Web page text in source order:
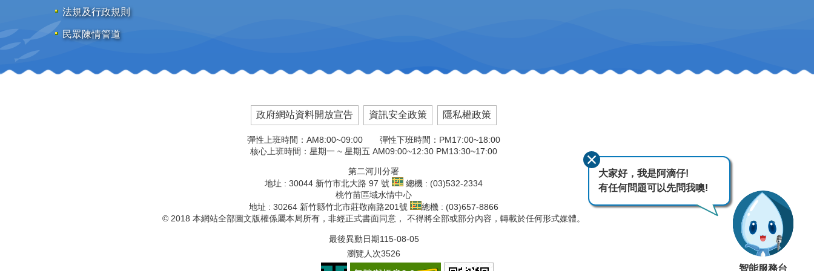
法規及行政規則
民眾陳情管道
政府網站資料開放宣告 資訊安全政策 隱私權政策
彈性上班時間：AM8:00~09:00 彈性下班時間：PM17:00~18:00
核心上班時間：星期一 ~ 星期五 AM09:00~12:30 PM13:30~17:00
第二河川分署
地址 : 30044 新竹市北大路 97 號
總機 : (03)532-2334
桃竹苗區域水情中心
地址 : 30264 新竹縣竹北市莊敬南路201號
總機 : (03)657-8866
© 2018 本網站全部圖文版權係屬本局所有，非經正式書面同意， 不得將全部或部分內容，轉載於任何形式媒體。
最後異動日期115-08-05
瀏覽人次3526
大家好，我是阿滴仔!
有任何問題可以先問我噢!
智能服務台